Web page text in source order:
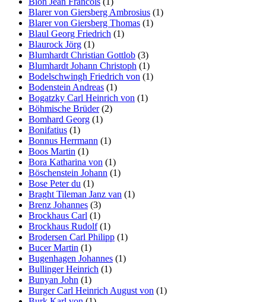
Blarer von Giersberg Ambrosius (1)
Blarer von Giersberg Thomas (1)
Blaul Georg Friedrich (1)
Blaurock Jörg (1)
Blumhardt Christian Gottlob (3)
Blumhardt Johann Christoph (1)
Bodelschwingh Friedrich von (1)
Bodenstein Andreas (1)
Bogatzky Carl Heinrich von (1)
Böhmische Brüder(2)
Bomhard Georg (1)
Bonifatius (1)
Bonnus Herrmann (1)
Boos Martin (1)
Bora Katharina von (1)
Böschenstein Johann (1)
Bose Peter du (1)
Braght Tileman Janz van (1)
Brenz Johannes (3)
Brockhaus Carl (1)
Brockhaus Rudolf(1)
Brodersen Carl Philipp (1)
Bucer Martin (1)
Bugenhagen Johannes (1)
Bullinger Heinrich (1)
Bunyan John (1)
Burger Carl Heinrich August von (1)